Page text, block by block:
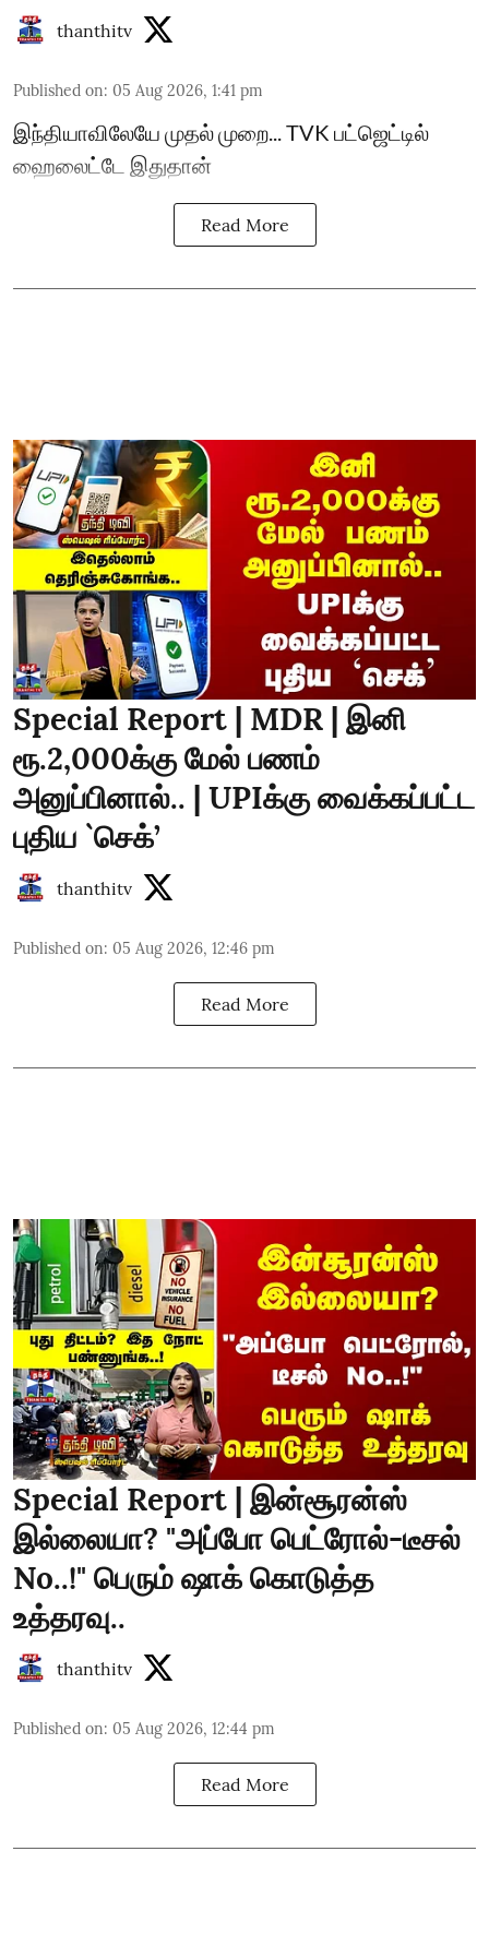
thanthitv
Published on: 05 Aug 2026, 1:41 pm
இந்தியாவிலேயே முதல் முறை... TVK பட்ஜெட்டில்
ஹைலைட்டே இதுதான்
Read More
Special Report | MDR | இனி
ரூ.2,000க்கு மேல் பணம்
அனுப்பினால்.. | UPIக்கு வைக்கப்பட்ட
புதிய `செக்’
thanthitv
Published on: 05 Aug 2026, 12:46 pm
Read More
Special Report | இன்சூரன்ஸ்
இல்லையா? "அப்போ பெட்ரோல்-டீசல்
No..!" பெரும் ஷாக் கொடுத்த
உத்தரவு..
thanthitv
Published on: 05 Aug 2026, 12:44 pm
Read More